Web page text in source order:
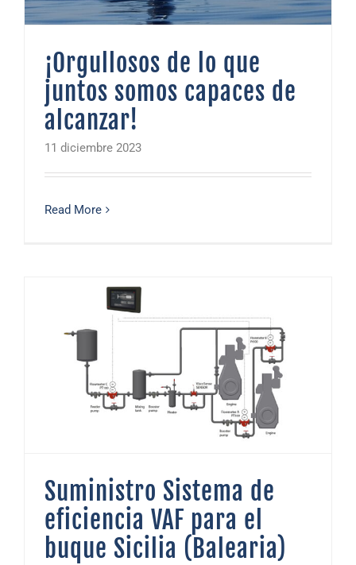
¡Orgullosos de lo que
juntos somos capaces de
alcanzar!
11 diciembre 2023
Read More
Suministro Sistema de
eficiencia VAF para el
buque Sicilia (Balearia)